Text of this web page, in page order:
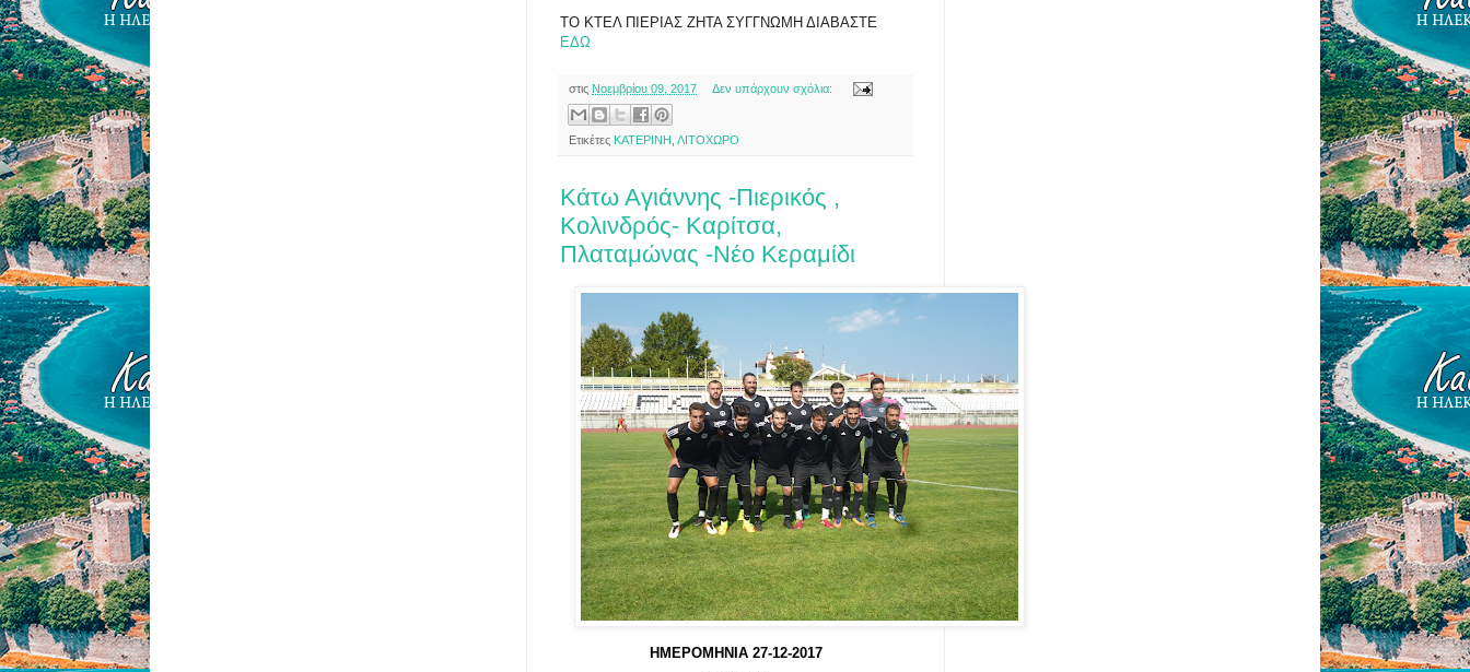
ΤΟ ΚΤΕΛ ΠΙΕΡΙΑΣ ΖΗΤΑ ΣΥΓΓΝΩΜΗ ΔΙΑΒΑΣΤΕ
ΕΔΩ
στις Νοεμβρίου 09, 2017 Δεν υπάρχουν σχόλια:
Ετικέτες ΚΑΤΕΡΙΝΗ ΛΙΤΟΧΩΡΟ
Κάτω Αγιάννης -Πιερικός ,
Κολινδρός- Καρίτσα,
Πλαταμώνας -Νέο Κεραμίδι
ΗΜΕΡΟΜΗΝΙΑ 27-12-2017